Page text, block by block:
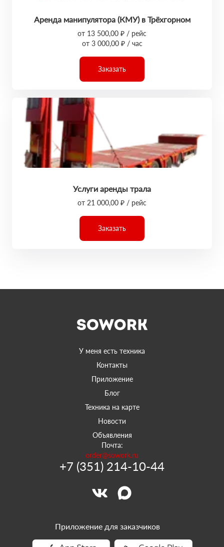
Аренда манипулятора (КМУ) в Трёхгорном
от 13 500,00 ₽ / рейс
от 3 000,00 ₽ / час
Заказать
Услуги аренды трала
от 21 000,00 ₽ / рейс
Заказать
У меня есть техника
Контакты
Приложение
Блог
Техника на карте
Новости
Объявления
Почта:
order@sowork.ru
+7 (351) 214-10-44
Приложение для заказчиков